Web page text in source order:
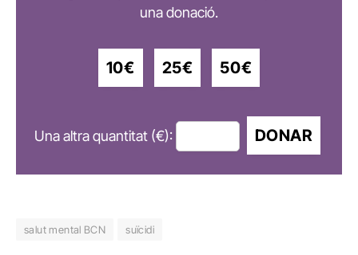
una donació.
10€ 25€ 50€
Una altra quantitat (€): DONAR
salut mental BCN suïcidi